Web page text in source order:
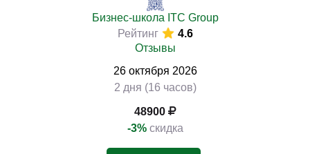
Бизнес-школа ITC Group
Рейтинг
4.6
Отзывы
26 октября 2026
2 дня (16 часов)
48900
-3% скидка